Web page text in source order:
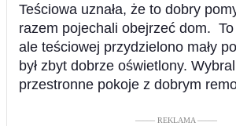
Teściowa uznała, że to dobry
razem pojechali obejrzeć dom. To
ale teściowej przydzielono mały
był zbyt dobrze oświetlony.
przestronne pokoje z dobrym
––––– REKLAMA –––––